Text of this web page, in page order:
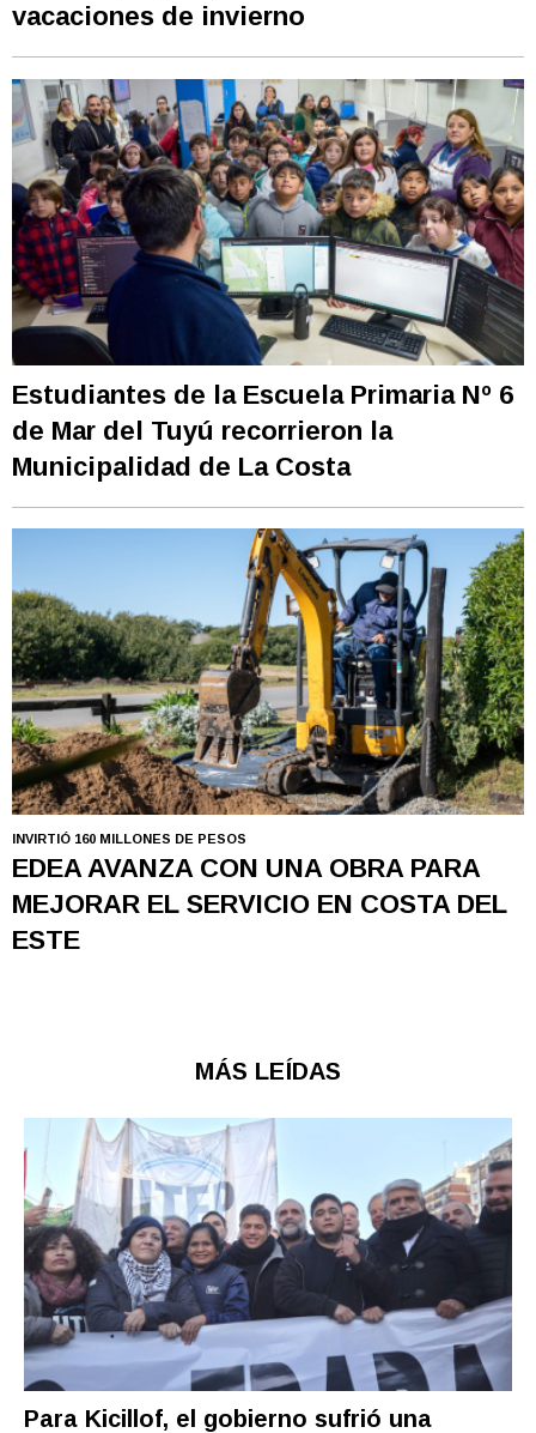
vacaciones de invierno
Estudiantes de la Escuela Primaria Nº 6
de Mar del Tuyú recorrieron la
Municipalidad de La Costa
INVIRTIÓ 160 MILLONES DE PESOS
EDEA AVANZA CON UNA OBRA PARA
MEJORAR EL SERVICIO EN COSTA DEL
ESTE
MÁS LEÍDAS
Para Kicillof, el gobierno sufrió una